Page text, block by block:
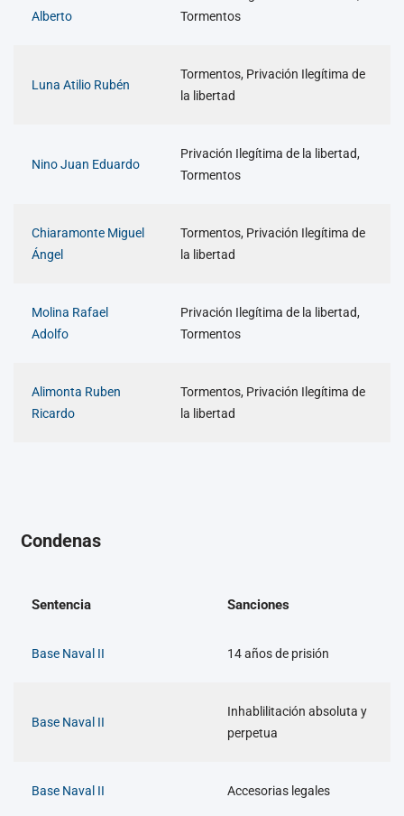
Alberto
Tormentos
Luna Atilio Rubén
Tormentos, Privación Ilegítima de
la libertad
Nino Juan Eduardo
Privación Ilegítima de la libertad,
Tormentos
Chiaramonte Miguel
Ángel
Tormentos, Privación Ilegítima de
la libertad
Molina Rafael
Adolfo
Privación Ilegítima de la libertad,
Tormentos
Alimonta Ruben
Ricardo
Tormentos, Privación Ilegítima de
la libertad
Condenas
Sentencia Sanciones
Base Naval II 14 años de prisión
Base Naval II
Inhablilitación absoluta y
perpetua
Base Naval II Accesorias legales